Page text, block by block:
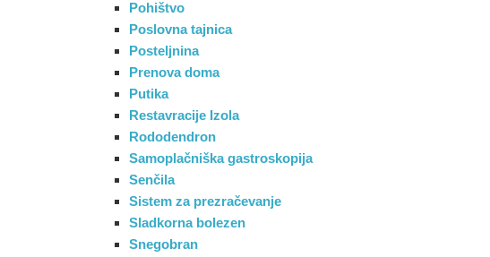
Pohištvo
Poslovna tajnica
Posteljnina
Prenova doma
Putika
Restavracije Izola
Rododendron
Samoplačniška gastroskopija
Senčila
Sistem za prezračevanje
Sladkorna bolezen
Snegobran